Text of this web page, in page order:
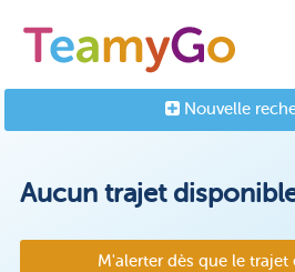
Nouvelle
Aucun trajet
M'alerter dès que le